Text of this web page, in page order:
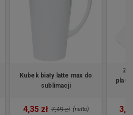
Kubek biały latte max do
sublimacji
4,35 zł 7,49 zł (netto)